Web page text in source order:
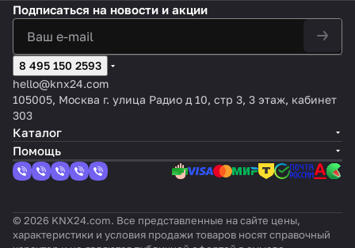
Подписаться на новости и акции
8 495 150 2593
hello@knx24.com
105005, Москва г. улица Радио д 10, стр 3, 3 этаж, кабинет
303
Каталог
Помощь
© 2026 KNX24.com. Все представленные на сайте цены,
характеристики и условия продажи товаров носят справочный